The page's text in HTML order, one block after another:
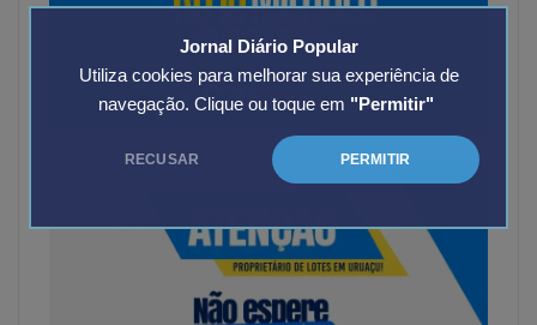
Jornal Diário Popular
Utiliza cookies para melhorar sua experiência de
navegação. Clique ou toque em "Permitir"
RECUSAR PERMITIR